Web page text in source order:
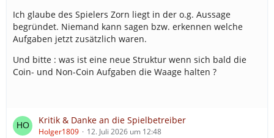
Ich glaube des Spielers Zorn liegt in der o.g. Aussage
begründet. Niemand kann sagen bzw. erkennen welche
Aufgaben jetzt zusätzlich waren.
Und bitte : was ist eine neue Struktur wenn sich bald die
Coin- und Non-Coin Aufgaben die Waage halten ?
Kritik & Danke an die Spielbetreiber
Holger1809 12. Juli 2026 um 12:48